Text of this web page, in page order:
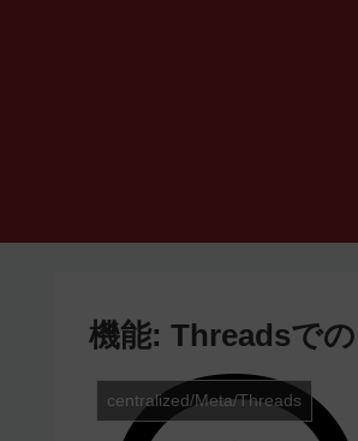
機能: Threadsで
centralized/Meta/Threads